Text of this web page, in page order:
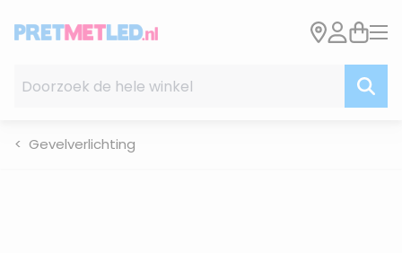
Gevelverlichting